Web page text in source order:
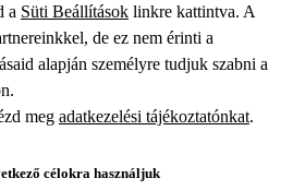
a Süti Beállítások linkre kattintva. A
de ez nem érinti a
alapján személyre tudjuk szabni a
meg adatkezelési tájékoztatónkat.
célokra használjuk